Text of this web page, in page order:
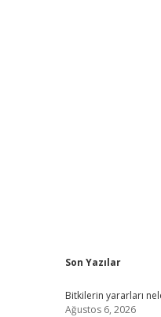
Sidebar
Son Yazılar
Bitkilerin yararları
Ağustos 6, 2026